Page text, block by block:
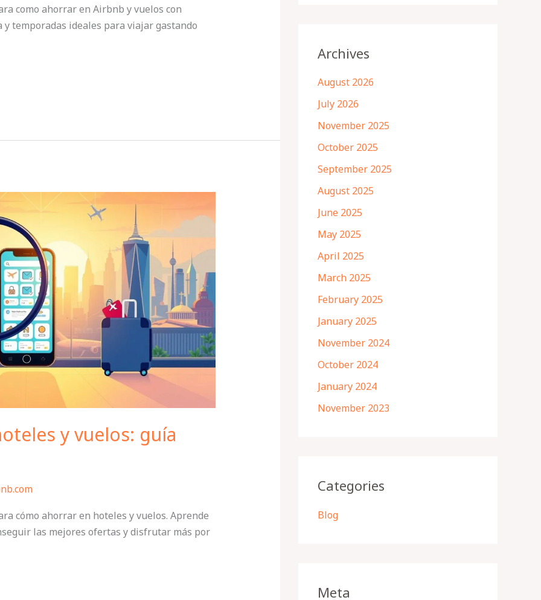
como ahorrar en Airbnb y vuelos con
temporadas ideales para viajar gastando
y vuelos: guía
cómo ahorrar en hoteles y vuelos. Aprende
las mejores ofertas y disfrutar más por
Archives
August 2026
July 2026
November 2025
October 2025
September 2025
August 2025
June 2025
May 2025
April 2025
March 2025
February 2025
January 2025
November 2024
October 2024
January 2024
November 2023
Categories
Blog
Meta